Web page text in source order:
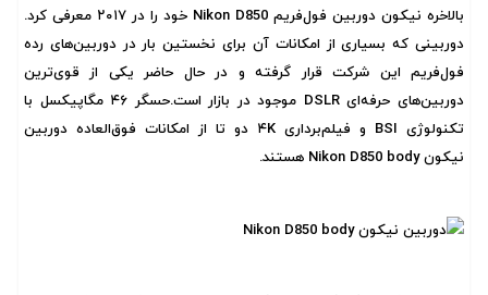
بالاخره نیکون دوربین فول‌فریم Nikon D850 خود را در ۲۰۱۷ معرفی کرد.
دوربینی که بسیاری از امکانات آن برای نخستین بار در دوربین‌های رده
فول‌فریم این شرکت قرار گرفته و در حال حاضر یکی از قوی‌ترین
دوربین‌های حرفه‌ای DSLR موجود در بازار است.حسگر ۴۶ مگاپیکسل با
تکنولوژی BSI و فیلم‌برداری ۴K دو تا از امکانات فوق‌العاده دوربین
نیکون Nikon D850 body هستند.